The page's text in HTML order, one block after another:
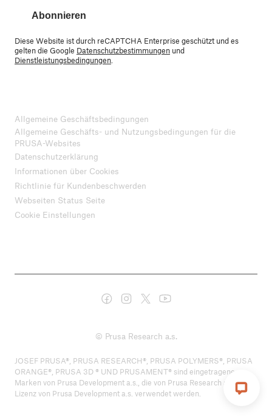
Abonnieren
Diese Website ist durch reCAPTCHA Enterprise geschützt und es
gelten die Google Datenschutzbestimmungen und
Dienstleistungsbedingungen.
Allgemeine Geschäftsbedingungen
Allgemeine Geschäfts- und Nutzungsbedingungen für die
PRUSA-Websites
Datenschutzerklärung
Informationen über Cookies
Richtlinie für Kundenbeschwerden
Webseiten Status Seite
Cookie Einstellungen
© Prusa Research a.s.
JOSEF PRUSA®, PRUSA RESEARCH®, PRUSA POLYMERS®, PRUSA
ORANGE®, PRUSA 3D ® UND PRUSAMENT® sind eingetragene
Marken von Prusa Development a.s., die von Prusa Research a.s. unter
Lizenz von Prusa Development a.s. verwendet werden.